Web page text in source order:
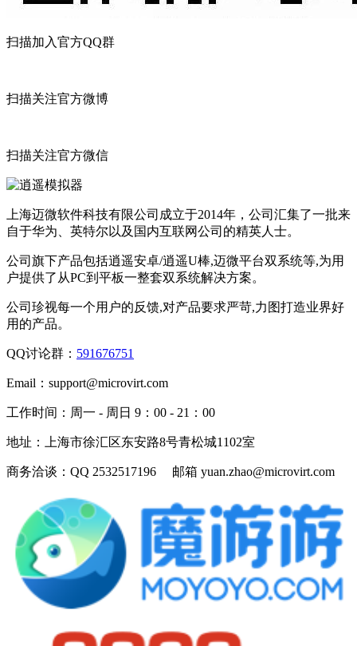
扫描加入官方QQ群
扫描关注官方微博
扫描关注官方微信
上海迈微软件科技有限公司成立于2014年，公司汇集了一批来
自于华为、英特尔以及国内互联网公司的精英人士。
公司旗下产品包括逍遥安卓/逍遥U棒,迈微平台双系统等,为用
户提供了从PC到平板一整套双系统解决方案。
公司珍视每一个用户的反馈,对产品要求严苛,力图打造业界好
用的产品。
QQ讨论群： 591676751
Email： support@microvirt.com
工作时间： 周一 - 周日 9：00 - 21：00
地址： 上海市徐汇区东安路8号青松城1102室
商务洽谈： QQ 2532517196 邮箱 yuan.zhao@microvirt.com